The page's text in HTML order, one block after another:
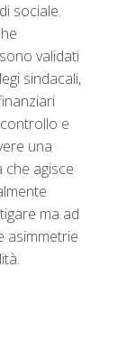
sociale.
validati
sindacali,
e
una
agisce
ma ad
asimmetrie